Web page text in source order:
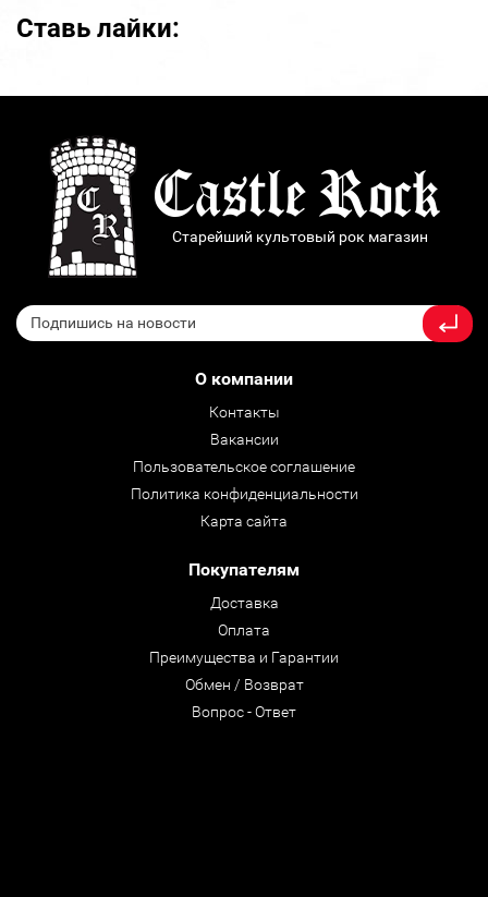
Ставь лайки:
Старейший культовый рок магазин
О компании
Контакты
Вакансии
Пользовательское соглашение
Политика конфиденциальности
Карта сайта
Покупателям
Доставка
Оплата
Преимущества и Гарантии
Обмен / Возврат
Вопрос - Ответ